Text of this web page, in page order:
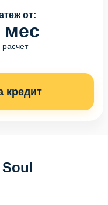
от:
мес
кредит